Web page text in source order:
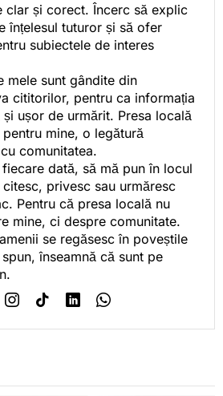
clar și corect. Încerc să explic
înțelesul tuturor și să ofer
subiectele de interes
mele sunt gândite din
cititorilor, pentru ca informația
și ușor de urmărit. Presa locală
pentru mine, o legătură
comunitatea.
dată, să mă pun în locul
privesc sau urmăresc
Pentru că presa locală nu
mine, ci despre comunitate.
se regăsesc în poveștile
înseamnă că sunt pe